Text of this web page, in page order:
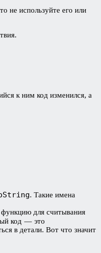
не используйте его или
к ним код изменился, а
. Такие имена
функцию для считывания
код — это
в детали. Вот что значит